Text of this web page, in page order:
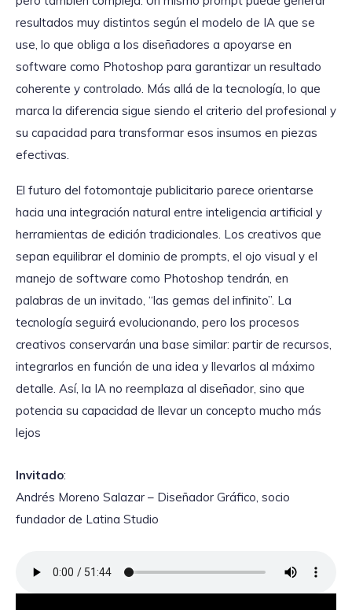
resultados muy distintos según el modelo de IA que se
use, lo que obliga a los diseñadores a apoyarse en
software como Photoshop para garantizar un resultado
coherente y controlado. Más allá de la tecnología, lo que
marca la diferencia sigue siendo el criterio del profesional y
su capacidad para transformar esos insumos en piezas
efectivas.
El futuro del fotomontaje publicitario parece orientarse
hacia una integración natural entre inteligencia artificial y
herramientas de edición tradicionales. Los creativos que
sepan equilibrar el dominio de prompts, el ojo visual y el
manejo de software como Photoshop tendrán, en
palabras de un invitado, “las gemas del infinito”. La
tecnología seguirá evolucionando, pero los procesos
creativos conservarán una base similar: partir de recursos,
integrarlos en función de una idea y llevarlos al máximo
detalle. Así, la IA no reemplaza al diseñador, sino que
potencia su capacidad de llevar un concepto mucho más
lejos
Invitado:
Andrés Moreno Salazar – Diseñador Gráfico, socio
fundador de Latina Studio